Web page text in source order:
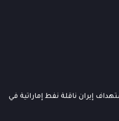
إيران ناقلة نفط إماراتية في